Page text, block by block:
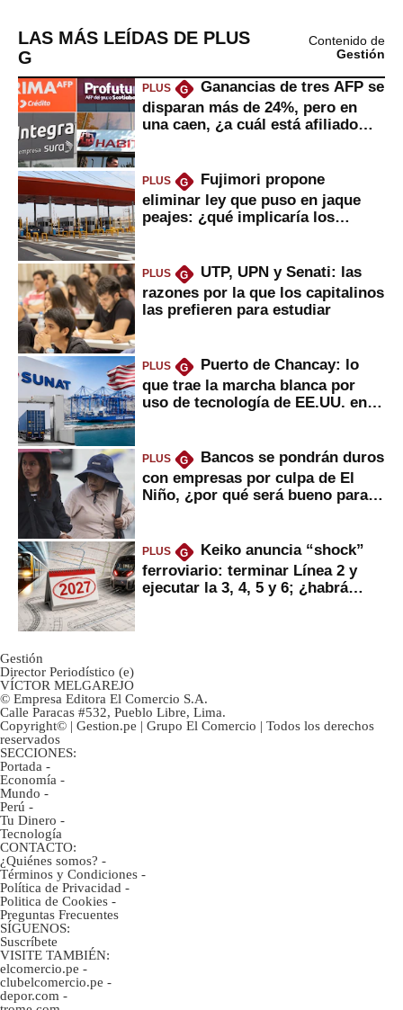
LAS MÁS LEÍDAS DE PLUS
G
Contenido de
Gestión
PLUS G
Ganancias de tres AFP se
disparan más de 24%, pero en
una caen, ¿a cuál está afiliado
PLUS G
Fujimori propone
eliminar ley que puso en jaque
peajes: ¿qué implicaría los
PLUS G
UTP, UPN y Senati: las
razones por la que los capitalinos
las prefieren para estudiar
PLUS G
Puerto de Chancay: lo
que trae la marcha blanca por
uso de tecnología de EE.UU. en
PLUS G
Bancos se pondrán duros
con empresas por culpa de El
Niño, ¿por qué será bueno para
PLUS G
Keiko anuncia “shock”
ferroviario: terminar Línea 2 y
ejecutar la 3, 4, 5 y 6; ¿habrá
Gestión
Director Periodístico (e)
VÍCTOR MELGAREJO
© Empresa Editora El Comercio S.A.
Calle Paracas #532, Pueblo Libre, Lima.
Copyright© | Gestion.pe | Grupo El Comercio | Todos los derechos
reservados
SECCIONES:
Portada -
Economía -
Mundo -
Perú -
Tu Dinero -
Tecnología
CONTACTO:
¿Quiénes somos? -
Términos y Condiciones -
Política de Privacidad -
Politica de Cookies -
Preguntas Frecuentes
SÍGUENOS:
Suscríbete
VISITE TAMBIÉN:
elcomercio.pe -
clubelcomercio.pe -
depor.com -